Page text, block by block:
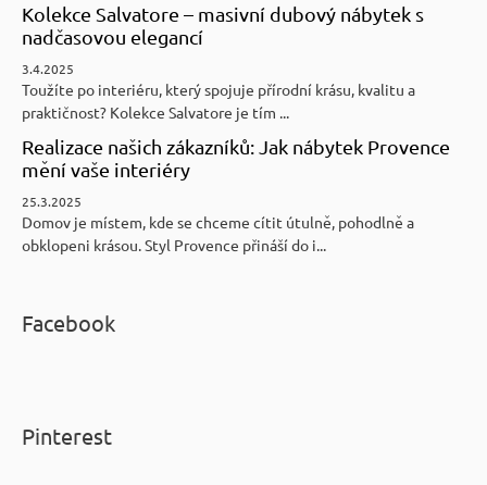
Kolekce Salvatore – masivní dubový nábytek s
nadčasovou elegancí
3.4.2025
Toužíte po interiéru, který spojuje přírodní krásu, kvalitu a
praktičnost? Kolekce Salvatore je tím ...
Realizace našich zákazníků: Jak nábytek Provence
mění vaše interiéry
25.3.2025
Domov je místem, kde se chceme cítit útulně, pohodlně a
obklopeni krásou. Styl Provence přináší do i...
Facebook
Pinterest